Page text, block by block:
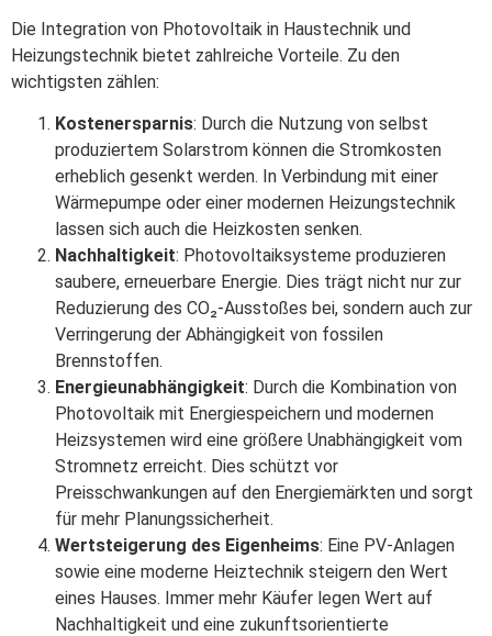
Die Integration von Photovoltaik in Haustechnik und
Heizungstechnik bietet zahlreiche Vorteile. Zu den
wichtigsten zählen:
Kostenersparnis: Durch die Nutzung von selbst
produziertem Solarstrom können die Stromkosten
erheblich gesenkt werden. In Verbindung mit einer
Wärmepumpe oder einer modernen Heizungstechnik
lassen sich auch die Heizkosten senken.
Nachhaltigkeit: Photovoltaiksysteme produzieren
saubere, erneuerbare Energie. Dies trägt nicht nur zur
Reduzierung des CO₂-Ausstoßes bei, sondern auch zur
Verringerung der Abhängigkeit von fossilen
Brennstoffen.
Energieunabhängigkeit: Durch die Kombination von
Photovoltaik mit Energiespeichern und modernen
Heizsystemen wird eine größere Unabhängigkeit vom
Stromnetz erreicht. Dies schützt vor
Preisschwankungen auf den Energiemärkten und sorgt
für mehr Planungssicherheit.
Wertsteigerung des Eigenheims: Eine PV-Anlagen
sowie eine moderne Heiztechnik steigern den Wert
eines Hauses. Immer mehr Käufer legen Wert auf
Nachhaltigkeit und eine zukunftsorientierte